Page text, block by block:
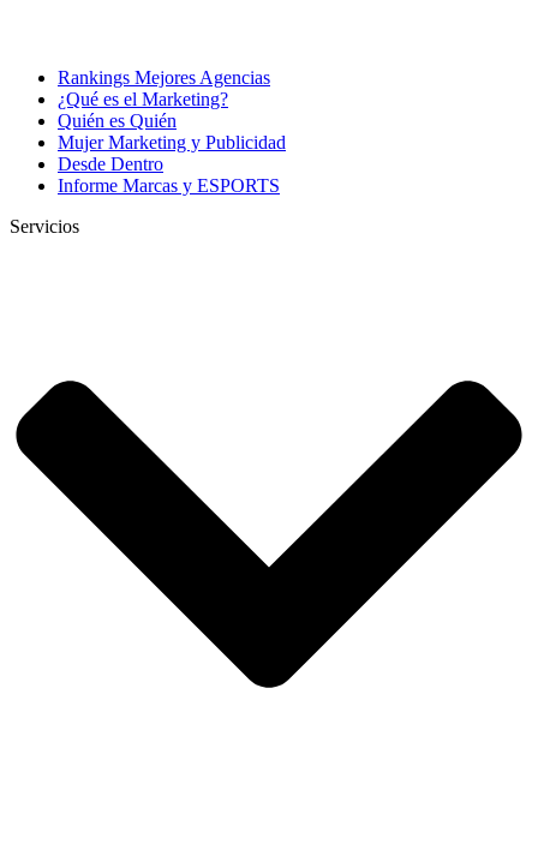
Rankings Mejores Agencias
¿Qué es el Marketing?
Quién es Quién
Mujer Marketing y Publicidad
Desde Dentro
Informe Marcas y ESPORTS
Servicios